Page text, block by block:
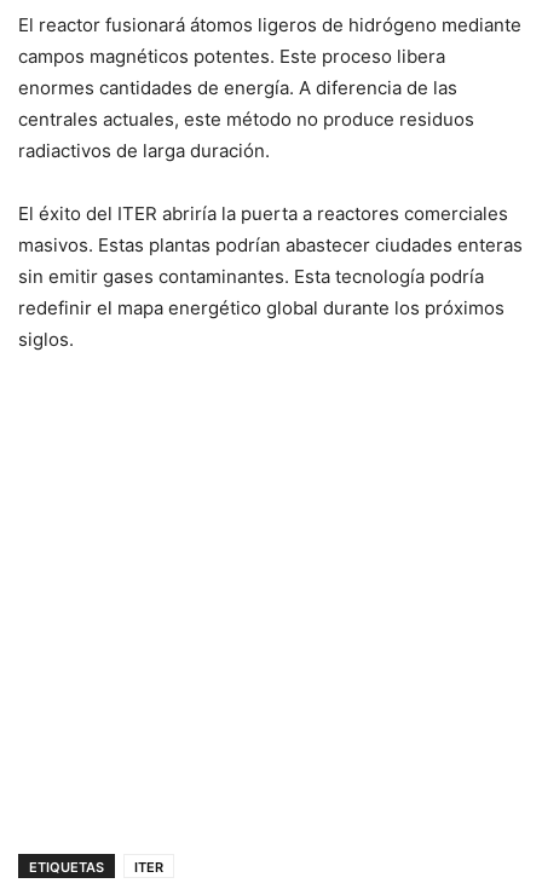
El reactor fusionará átomos ligeros de hidrógeno mediante
campos magnéticos potentes. Este proceso libera
enormes cantidades de energía. A diferencia de las
centrales actuales, este método no produce residuos
radiactivos de larga duración.
El éxito del ITER abriría la puerta a reactores comerciales
masivos. Estas plantas podrían abastecer ciudades enteras
sin emitir gases contaminantes. Esta tecnología podría
redefinir el mapa energético global durante los próximos
siglos.
ETIQUETAS ITER